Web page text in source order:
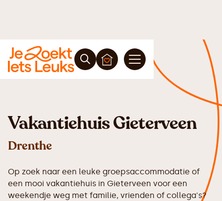
Vakantiehuis Gieterveen
Drenthe
Op zoek naar een leuke groepsaccommodatie of
een mooi vakantiehuis in Gieterveen voor een
weekendje weg met familie, vrienden of collega's?